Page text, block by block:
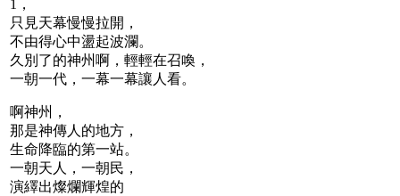
1，
只見天幕慢慢拉開，
不由得心中盪起波瀾。
久別了的神州啊，輕輕在召喚，
一朝一代，一幕一幕讓人看。
啊神州，
那是神傳人的地方，
生命降臨的第一站。
一朝天人，一朝民，
演繹出燦爛輝煌的